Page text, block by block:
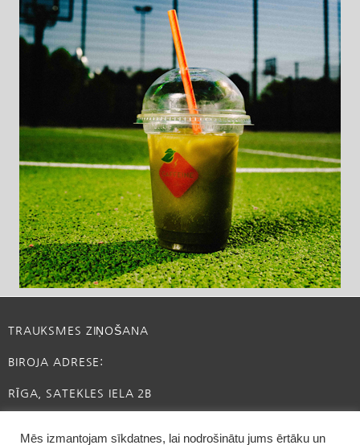
TRAUKSMES ZIŅOŠANA
BIROJA ADRESE:
RĪGA, SATEKLES IELA 2B
Mēs izmantojam sīkdatnes, lai nodrošinātu jums ērtāku un